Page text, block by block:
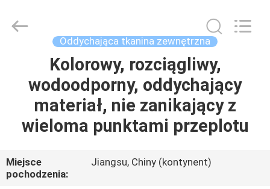
PRODUKTY
NAS
Textile
Co.,Ltd.
Oddychająca tkanina zewnętrzna
Kolorowy, rozciągliwy,
wodoodporny, oddychający
materiał, nie zanikający z
wieloma punktami przeplotu
Miejsce
pochodzenia:
Jiangsu, Chiny (kontynent)